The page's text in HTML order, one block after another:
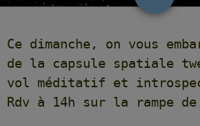
Ce dimanche, on vous
de la capsule spatiale
vol méditatif et
Rdv à 14h sur la rampe